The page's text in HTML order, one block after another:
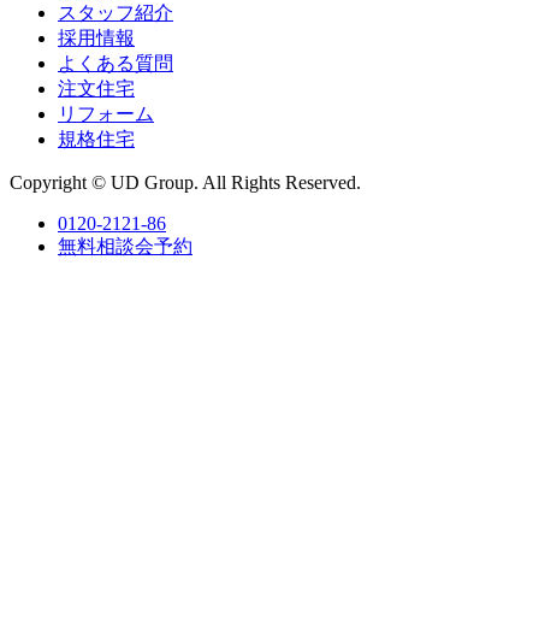
スタッフ紹介
採用情報
よくある質問
注文住宅
リフォーム
規格住宅
Copyright © UD Group. All Rights Reserved.
0120-2121-86
無料相談会予約